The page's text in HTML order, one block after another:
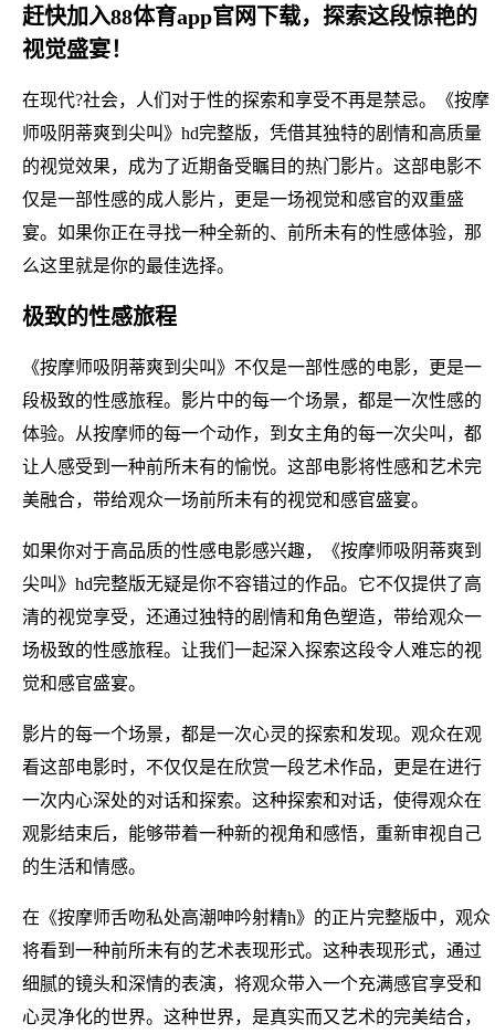
赶快加入88体育app官网下载，探索这段惊艳的
视觉盛宴！
在现代?社会，人们对于性的探索和享受不再是禁忌。《按摩
师吸阴蒂爽到尖叫》hd完整版，凭借其独特的剧情和高质量
的视觉效果，成为了近期备受瞩目的热门影片。这部电影不
仅是一部性感的成人影片，更是一场视觉和感官的双重盛
宴。如果你正在寻找一种全新的、前所未有的性感体验，那
么这里就是你的最佳选择。
极致的性感旅程
《按摩师吸阴蒂爽到尖叫》不仅是一部性感的电影，更是一
段极致的性感旅程。影片中的每一个场景，都是一次性感的
体验。从按摩师的每一个动作，到女主角的每一次尖叫，都
让人感受到一种前所未有的愉悦。这部电影将性感和艺术完
美融合，带给观众一场前所未有的视觉和感官盛宴。
如果你对于高品质的性感电影感兴趣，《按摩师吸阴蒂爽到
尖叫》hd完整版无疑是你不容错过的作品。它不仅提供了高
清的视觉享受，还通过独特的剧情和角色塑造，带给观众一
场极致的性感旅程。让我们一起深入探索这段令人难忘的视
觉和感官盛宴。
影片的每一个场景，都是一次心灵的探索和发现。观众在观
看这部电影时，不仅仅是在欣赏一段艺术作品，更是在进行
一次内心深处的对话和探索。这种探索和对话，使得观众在
观影结束后，能够带着一种新的视角和感悟，重新审视自己
的生活和情感。
在《按摩师舌吻私处高潮呻吟射精h》的正片完整版中，观众
将看到一种前所未有的艺术表现形式。这种表现形式，通过
细腻的镜头和深情的表演，将观众带入一个充满感官享受和
心灵净化的世界。这种世界，是真实而又艺术的完美结合，